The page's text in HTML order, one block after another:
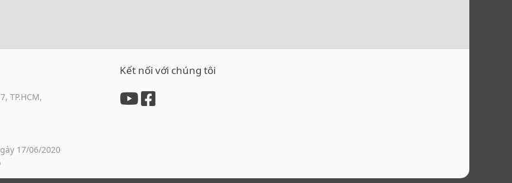
TP.HCM,
17/06/2020
Kết nối với chúng tôi